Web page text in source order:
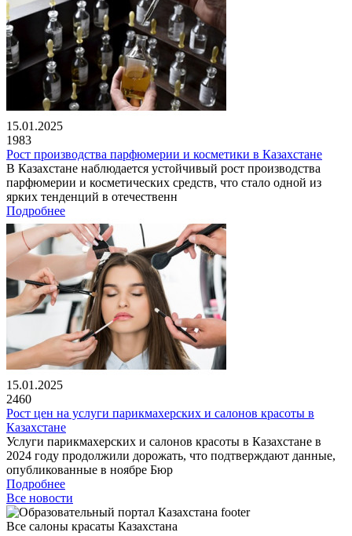
15.01.2025
1983
Рост производства парфюмерии и косметики в Казахстане
В Казахстане наблюдается устойчивый рост производства
парфюмерии и косметических средств, что стало одной из
ярких тенденций в отечественн
Подробнее
15.01.2025
2460
Рост цен на услуги парикмахерских и салонов красоты в
Казахстане
Услуги парикмахерских и салонов красоты в Казахстане в
2024 году продолжили дорожать, что подтверждают данные,
опубликованные в ноябре Бюр
Подробнее
Все новости
Все салоны красаты Казахстана